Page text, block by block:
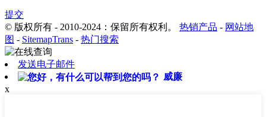
提交
© 版权所有 - 2010-2024：保留所有权利。 热销产品 - 网站地
图 - SitemapTrans - 热门搜索
发送电子邮件
威廉
x